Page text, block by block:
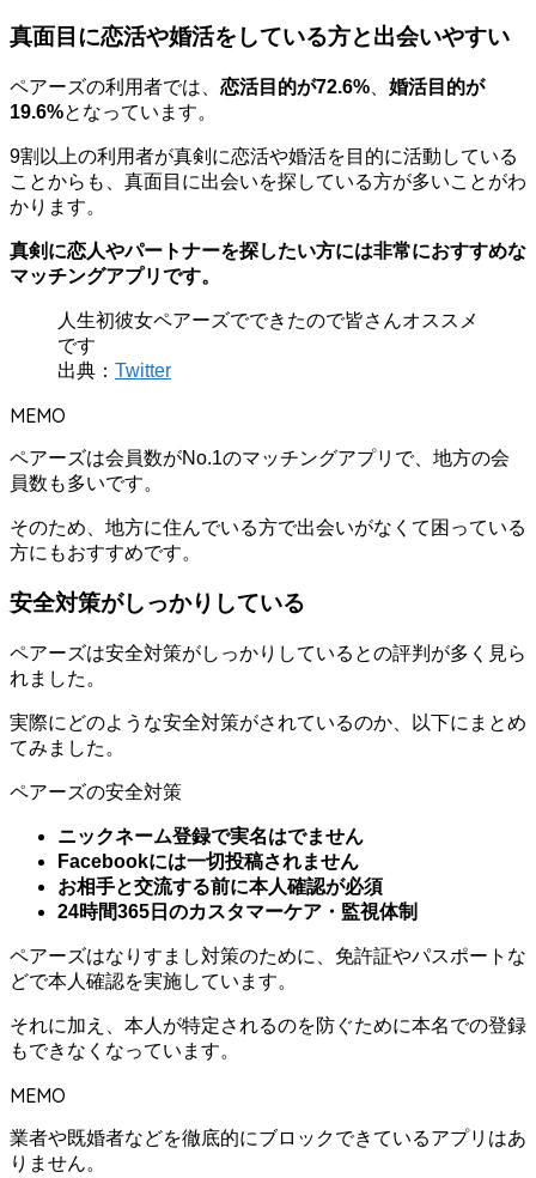
真面目に恋活や婚活をしている方と出会いやすい
ペアーズの利用者では、 恋活目的が72.6%
婚活目的が
19.6%となっています。
9割以上の利用者が真剣に恋活や婚活を目的に活動している
ことからも、真面目に出会いを探している方が多いことがわ
かります。
真剣に恋人やパートナーを探したい方には非常におすすめな
マッチングアプリです。
人生初彼女ペアーズでできたので皆さんオススメ
です
出典： Twitter
MEMO
ペアーズは会員数がNo.1のマッチングアプリで、地方の会
員数も多いです。
そのため、地方に住んでいる方で出会いがなくて困っている
方にもおすすめです。
安全対策がしっかりしている
ペアーズは安全対策がしっかりしているとの評判が多く見ら
れました。
実際にどのような安全対策がされているのか、以下にまとめ
てみました。
ペアーズの安全対策
ニックネーム登録で実名はでません
Facebookには一切投稿されません
お相手と交流する前に本人確認が必須
24時間365日のカスタマーケア・監視体制
ペアーズはなりすまし対策のために、免許証やパスポートな
どで本人確認を実施しています。
それに加え、本人が特定されるのを防ぐために本名での登録
もできなくなっています。
MEMO
業者や既婚者などを徹底的にブロックできているアプリはあ
りません。